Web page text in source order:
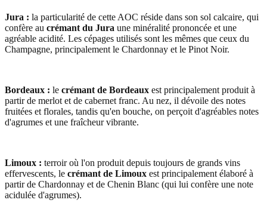
Jura : la particularité de cette AOC réside dans son sol calcaire, qui
confère au crémant du Jura une minéralité prononcée et une
agréable acidité. Les cépages utilisés sont les mêmes que ceux du
Champagne, principalement le Chardonnay et le Pinot Noir.
Bordeaux : le crémant de Bordeaux est principalement produit à
partir de merlot et de cabernet franc. Au nez, il dévoile des notes
fruitées et florales, tandis qu'en bouche, on perçoit d'agréables notes
d'agrumes et une fraîcheur vibrante.
Limoux : terroir où l'on produit depuis toujours de grands vins
effervescents, le crémant de Limoux est principalement élaboré à
partir de Chardonnay et de Chenin Blanc (qui lui confère une note
acidulée d'agrumes).